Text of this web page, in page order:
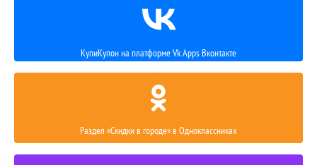
КупиКупон на платформе Vk Apps Вконтакте
Раздел «Скидки в городе» в Одноклассниках